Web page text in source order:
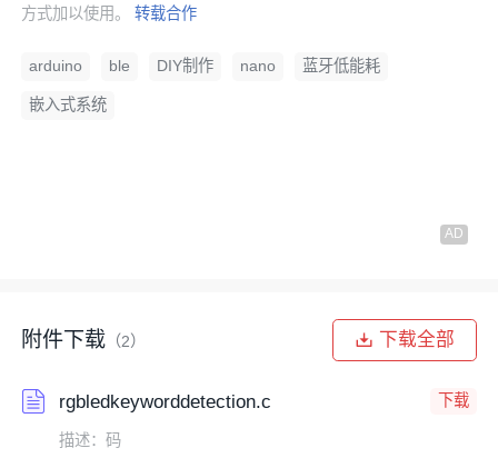
方式加以使用。转载合作
arduino ble DIY制作 nano 蓝牙低能耗
嵌入式系统
附件下载 （2） 下载全部
rgbledkeyworddetection.c 下载
描述：码